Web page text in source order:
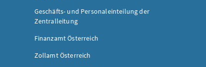
Geschäfts- und Personaleinteilung der
Zentralleitung
Finanzamt Österreich
Zollamt Österreich